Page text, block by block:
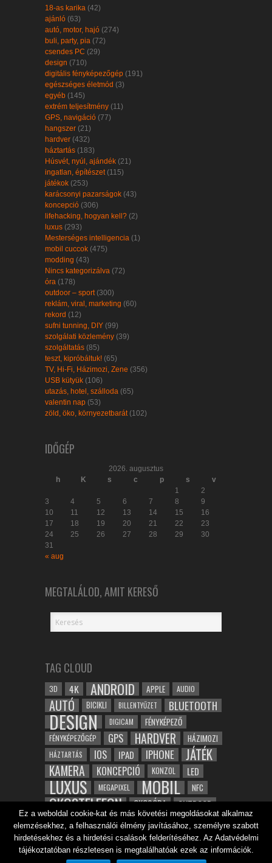
18-as karika (42)
ajánló (63)
autó, motor, hajó (274)
buli, party, pia (72)
csendes PC (29)
design (710)
digitális fényképezőgép (191)
egészséges életmód (3)
egyéb (145)
extrém teljesítmény (11)
GPS, navigáció (77)
hangszer (21)
hardver (432)
háztartás (183)
Húsvét, nyúl, ajándék (21)
ingatlan, építészet(115)
játékok (253)
karácsonyi pazarságok (43)
koncepció (306)
lifehacking, hogyan kell? (2)
luxus (293)
Mesterséges intelligencia (1)
mobil cuccok (475)
modding (43)
Nincs kategorizálva (72)
óra (178)
outdoor – sport(300)
reklám, viral, marketing (60)
rekord (12)
sufni tunning, DIY (99)
szolgálati közlemény (39)
szolgáltatás (85)
teszt, kipróbáltuk! (65)
TV, Hi-Fi, Házimozi, Zene (356)
USB kütyük (106)
utazás, hotel, szálloda (65)
valentin nap (53)
zöld, öko, környezetbarát(102)
IDŐGÉP
2026. augusztus
h
K s c p s
v
1
2
3
4 5 6 7 8
9
10
11 12 13 14 15
16
17
18 19 20 21 22
23
24
25 26 27 28 29
30
31
« aug
MEGTALÁLOD, AMIT KERESŐ
TAG CLOUD
3D 4K ANDROID APPLE AUDIO
AUTÓ BICIKLI BILLENTYŰZET BLUETOOTH
DESIGN DIGICAM FÉNYKÉPEZŐ
FÉNYKÉPEZŐGÉP GPS HARDVER HÁZIMOZI
HÁZTARTÁS IOS IPAD IPHONE JÁTÉK
KAMERA KONCEPCIÓ KONZOL LED
LUXUS MEGAPIXEL MOBIL NFC
OKOSTELEFON OKOSÓRA OUTDOOR
ROBOT SAMSUNG SPORT TABLET
TESZT VIDEÓ VÍZÁLLÓ WIFI ZENE ZÖLD
ÉPÍTÉSZET ÉRINTŐKÉPERNYŐ ÓRA
Ez a weboldal cookie-kat és más követési megoldásokat alkalmaz
elemzésekhez, a felhasználói élmény javításához, személyre szabott
hirdetésekhez és a hirdetési csalások felderítéséhez. Az Adatvédelmi
tájékoztatóban részletesen is megtalálhatóak ezek az információk.